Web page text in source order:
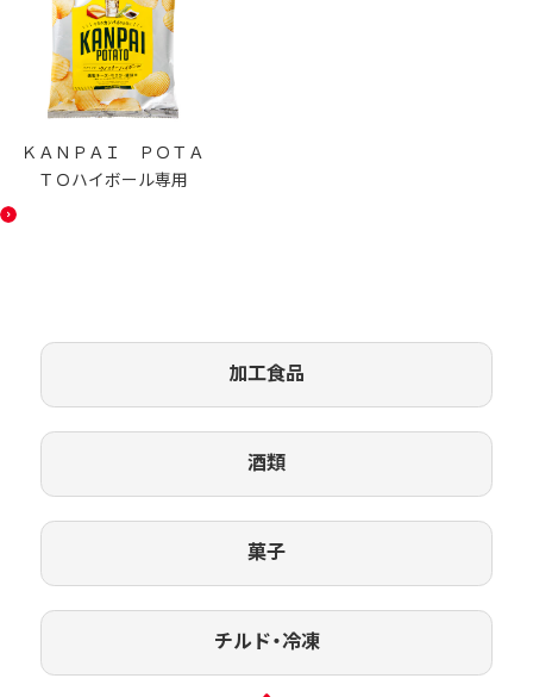
ＫＡＮＰＡＩ ＰＯＴＡ
ＴＯハイボール専用
加工食品
酒類
菓子
チルド・冷凍